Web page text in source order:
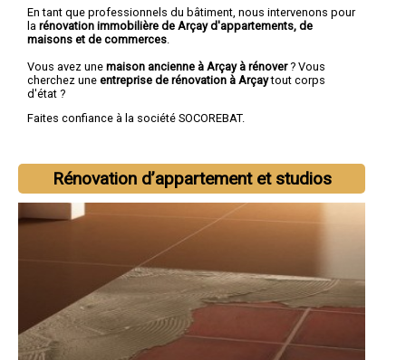
En tant que professionnels du bâtiment, nous intervenons pour
la rénovation immobilière de Arçay d'appartements, de
maisons et de commerces
Vous avez une maison ancienne à Arçay à rénover? Vous
cherchez une entreprise de rénovation à Arçaytout corps
d'état ?
Faites confiance à la société SOCOREBAT.
Rénovation d’appartement et studios